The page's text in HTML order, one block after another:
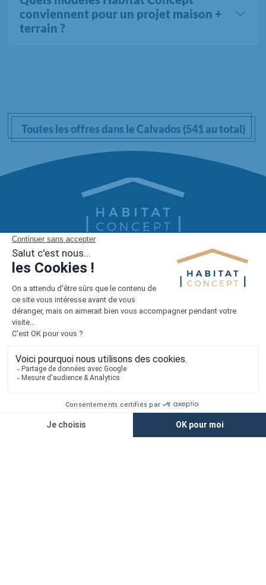
conviennent pour un projet maison +
terrain ?
Toutes les offres dans le Calvados (541 au total)
1er constructeur régional de maisons individuelles dans la moitié
Nous contacter
Alertes offres
Mentions légales